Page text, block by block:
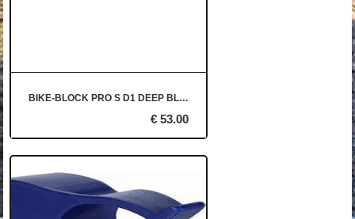
BIKE-BLOCK PRO S D1 DEEP BLACK
€ 53.00